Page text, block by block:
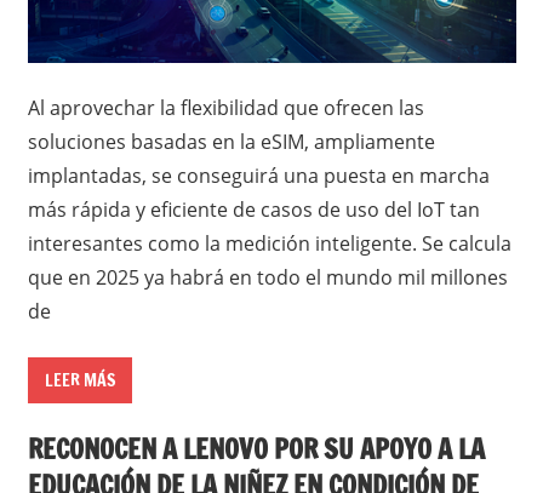
Al aprovechar la flexibilidad que ofrecen las
soluciones basadas en la eSIM, ampliamente
implantadas, se conseguirá una puesta en marcha
más rápida y eficiente de casos de uso del IoT tan
interesantes como la medición inteligente. Se calcula
que en 2025 ya habrá en todo el mundo mil millones
de
LEER MÁS
RECONOCEN A LENOVO POR SU APOYO A LA
EDUCACIÓN DE LA NIÑEZ EN CONDICIÓN DE